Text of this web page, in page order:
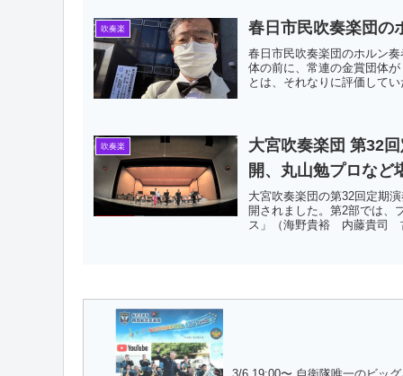
吹奏楽 春日市民吹奏楽団の
春日市民吹奏楽団のホルン
体の前に、常連の金賞団体
とは、それなりに評価して
吹奏楽
大宮吹奏楽団 第32
開、丸山勉プロなど
大宮吹奏楽団の第32回定期
開されました。第2部では、
ス」（海野貴裕 内藤貴司